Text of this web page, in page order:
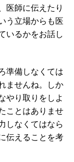
医師に伝えたり
う立場からも医
いるかをお話し
準備しなくては
ませんね。しか
やり取りをしよ
ことはありませ
しなくてはなら
伝えることを考